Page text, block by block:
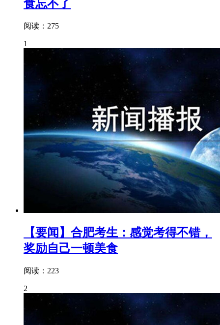
食忘不了
阅读：275
1
【要闻】合肥考生：感觉考得不错，
奖励自己一顿美食
阅读：223
2